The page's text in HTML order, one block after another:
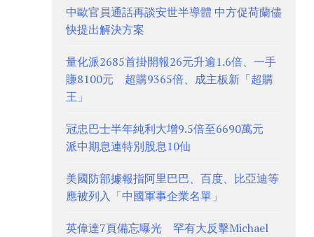
中歐官員通話再談安世半導體 中方促荷蘭儘
快提出解決方案
量化派2685首掛開報26元升逾1.6倍、一手
賺8100元 超購9365倍、成主板新「超購
王」
冠忠巴士半年純利大增9.5倍至6690萬元
派中期息連特別股息10仙
美國防部據報指阿里巴巴、百度、比亞迪等
應被列入「中國軍事企業名單」
英偉達7頁備忘曝光 罕有大反擊Michael